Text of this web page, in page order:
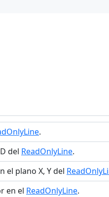
.
del ReadOnlyLine.
el plano X, Y del
en el ReadOnlyLine.